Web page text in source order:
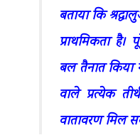
बताया कि
प्राथमिकता है।
बल तैनात
वाले प्रत्येक
वातावरण मिल